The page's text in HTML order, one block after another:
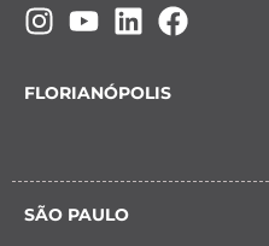
FLORIANÓPOLIS
SÃO PAULO